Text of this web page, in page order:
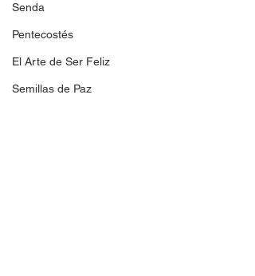
Senda
Pentecostés
El Arte de Ser Feliz
Semillas de Paz